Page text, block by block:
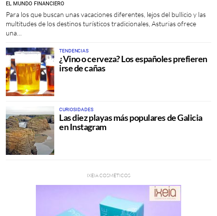
EL MUNDO FINANCIERO
Para los que buscan unas vacaciones diferentes, lejos del bullicio y las
multitudes de los destinos turísticos tradicionales, Asturias ofrece
una…
TENDENCIAS
¿Vino o cerveza? Los españoles prefieren
irse de cañas
CURIOSIDADES
Las diez playas más populares de Galicia
en Instagram